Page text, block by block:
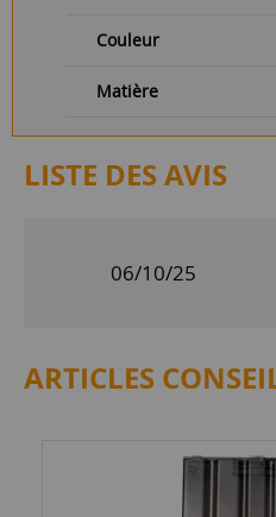
Couleur
Matière
LISTE DES AVIS
06/10/25
ARTICLES